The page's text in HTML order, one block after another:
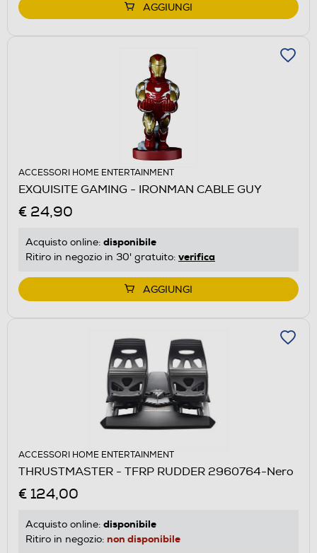
AGGIUNGI
ACCESSORI HOME ENTERTAINMENT
EXQUISITE GAMING - IRONMAN CABLE GUY
€ 24,90
Acquisto online: disponibile
Ritiro in negozio in 30' gratuito: verifica
AGGIUNGI
ACCESSORI HOME ENTERTAINMENT
THRUSTMASTER - TFRP RUDDER 2960764-Nero
€ 124,00
Acquisto online: disponibile
Ritiro in negozio: non disponibile